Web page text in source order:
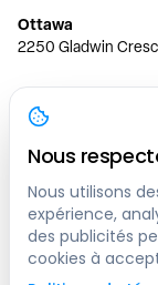
Ottawa
2250 Gladwin
Toronto
150 Ferrand Dr,
Vancouver
1200 W 73rd Ave
Calgary
444 5 Ave SW #400
Nous
Nous utilisons
expérience,
des publicités
cookies à